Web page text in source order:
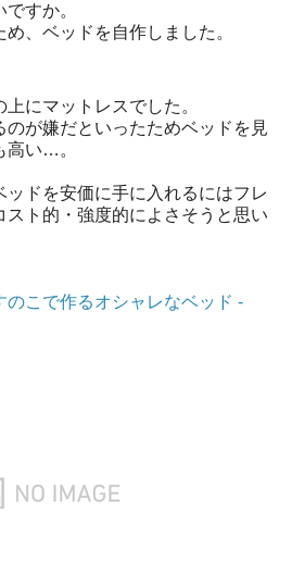
すか。
、ベッドを自作しました。
にマットレスでした。
のが嫌だといったためベッドを見
高い…。
ドを安価に手に入れるにはフレ
スト的・強度的によさそうと思い
のこで作るオシャレなベッド -